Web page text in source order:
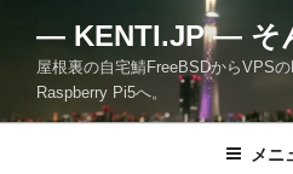
ツ
— KENTI.JP — そ
屋根裏の自宅鯖FreeBSDからVPS
Raspberry Pi5へ。
メニ